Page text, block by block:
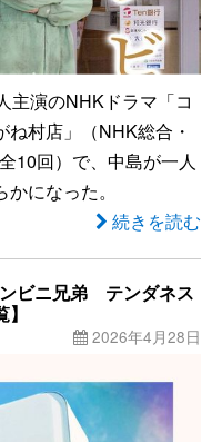
主演のNHKドラマ「コ
村店」（NHK総合・
10回）で、中島が一人
になった。
続きを読む
ビニ兄弟 テンダネス
2026年4月28日